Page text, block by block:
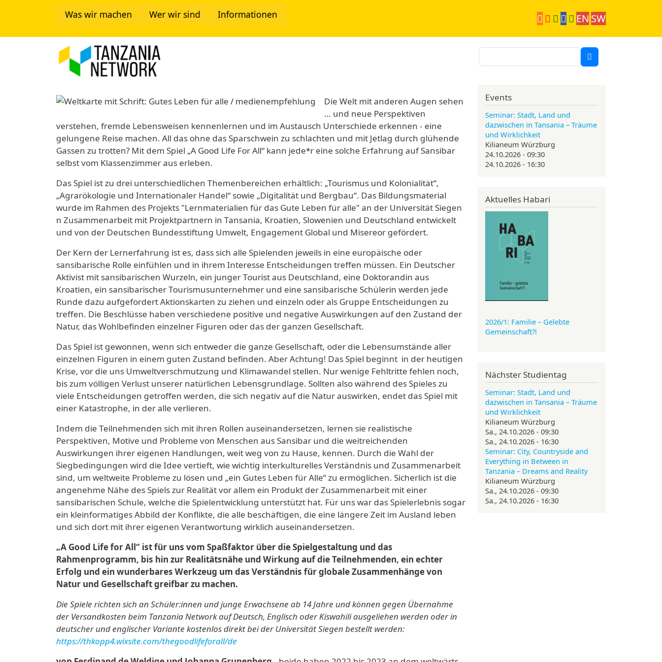
Was wir machen Wer wir sind Informationen EN SW
Image
Die Welt mit anderen Augen sehen
… und neue Perspektiven
verstehen, fremde Lebensweisen kennenlernen und im Austausch Unterschiede erkennen - eine
gelungene Reise machen. All das ohne das Sparschwein zu schlachten und mit Jetlag durch glühende
Gassen zu trotten? Mit dem Spiel „A Good Life For All“ kann jede*r eine solche Erfahrung auf Sansibar
selbst vom Klassenzimmer aus erleben.
Das Spiel ist zu drei unterschiedlichen Themenbereichen erhältlich: „Tourismus und Kolonialität“,
„Agrarökologie und Internationaler Handel“ sowie „Digitalität und Bergbau“. Das Bildungsmaterial
wurde im Rahmen des Projekts "Lernmaterialien für das Gute Leben für alle" an der Universität Siegen
n Zusammenarbeit mit Projektpartnern in Tansania, Kroatien, Slowenien und Deutschland entwickelt
und von der Deutschen Bundesstiftung Umwelt, Engagement Global und Misereor gefördert.
Der Kern der Lernerfahrung ist es, dass sich alle Spielenden jeweils in eine europäische oder
sansibarische Rolle einfühlen und in ihrem Interesse Entscheidungen treffen müssen. Ein Deutscher
Aktivist mit sansibarischen Wurzeln, ein junger Tourist aus Deutschland, eine Doktorandin aus
Kroatien, ein sansibarischer Tourismusunternehmer und eine sansibarische Schülerin werden jede
Runde dazu aufgefordert Aktionskarten zu ziehen und einzeln oder als Gruppe Entscheidungen zu
treffen. Die Beschlüsse haben verschiedene positive und negative Auswirkungen auf den Zustand der
Natur, das Wohlbefinden einzelner Figuren oder das der ganzen Gesellschaft.
Das Spiel ist gewonnen, wenn sich entweder die ganze Gesellschaft, oder die Lebensumstände aller
einzelnen Figuren in einem guten Zustand befinden. Aber Achtung! Das Spiel beginnt in der heutigen
Krise, vor die uns Umweltverschmutzung und Klimawandel stellen. Nur wenige Fehltritte fehlen noch,
bis zum völligen Verlust unserer natürlichen Lebensgrundlage. Sollten also während des Spieles zu
viele Entscheidungen getroffen werden, die sich negativ auf die Natur auswirken, endet das Spiel mit
einer Katastrophe, in der alle verlieren.
Indem die Teilnehmenden sich mit ihren Rollen auseinandersetzen, lernen sie realistische
Perspektiven, Motive und Probleme von Menschen aus Sansibar und die weitreichenden
Auswirkungen ihrer eigenen Handlungen, weit weg von zu Hause, kennen. Durch die Wahl der
Siegbedingungen wird die Idee vertieft, wie wichtig interkulturelles Verständnis und Zusammenarbeit
sind, um weltweite Probleme zu lösen und „ein Gutes Leben für Alle“ zu ermöglichen. Sicherlich ist die
angenehme Nähe des Spiels zur Realität vor allem ein Produkt der Zusammenarbeit mit einer
sansibarischen Schule, welche die Spielentwicklung unterstützt hat. Für uns war das Spielerlebnis sogar
ein kleinformatiges Abbild der Konflikte, die alle beschäftigen, die eine längere Zeit im Ausland leben
und sich dort mit ihrer eigenen Verantwortung wirklich auseinandersetzen.
„A Good Life for All“ ist für uns vom Spaßfaktor über die Spielgestaltung und das
Rahmenprogramm, bis hin zur Realitätsnähe und Wirkung auf die Teilnehmenden, ein echter
Erfolg und ein wunderbares Werkzeug um das Verständnis für globale Zusammenhänge von
Natur und Gesellschaft greifbar zu machen.
Die Spiele richten sich an Schüler:innen und junge Erwachsene ab 14 Jahre und können gegen Übernahme
der Versandkosten beim Tanzania Network auf Deutsch, Englisch oder Kiswahili ausgeliehen werden oder in
deutscher und englischer Variante kostenlos direkt bei der Universität Siegen bestellt werden:
https://thkopp4.wixsite.com/thegoodlifeforall/de
Events
Seminar: Stadt, Land und
dazwischen in Tansania – Träume
und Wirklichkeit
Kilianeum Würzburg
24.10.2026 - 09:30
24.10.2026 - 16:30
Aktuelles Habari
2026/1: Familie – Gelebte
Gemeinschaft?!
Nächster Studientag
Seminar: Stadt, Land und
dazwischen in Tansania – Träume
und Wirklichkeit
Kilianeum Würzburg
Sa., 24.10.2026 - 09:30
Sa., 24.10.2026 - 16:30
Seminar: City, Countryside and
Everything in Between in
Tanzania – Dreams and Reality
Kilianeum Würzburg
Sa., 24.10.2026 - 09:30
Sa., 24.10.2026 - 16:30